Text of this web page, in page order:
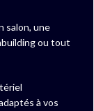
salon, une
ou tout
à vos